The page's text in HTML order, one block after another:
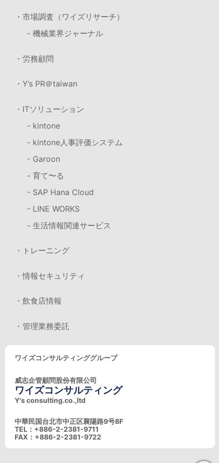
・市場調査（ワイズリサーチ）
- 機械業界ジャーナル
・労務顧問
・Y’s PR＠taiwan
・ITソリューション
- kintone
- kintone人事評価システム
- Garoon
- 育て〜る
- SAP Hana Cloud
- LINE WORKS
- 生活情報関連サービス
・トレーニング
・情報セキュリティ
・飲食店情報
・管理業務委託
ワイズコンサルティンググループ
威志企管顧問股份有限公司
ワイズコンサルティング
Y's consulting.co.,ltd
中華民国台北市中正区襄陽路9号8F
TEL：+886-2-2381-9711
FAX：+886-2-2381-9722